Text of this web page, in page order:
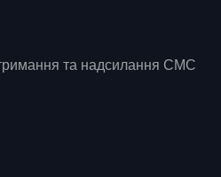
та надсилання СМС